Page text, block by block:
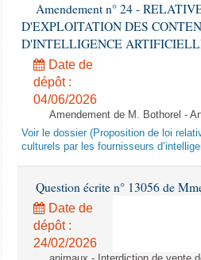
Amendement n° 24 -
D'EXPLOITATION DES
D'INTELLIGENCE
Date de
dépôt :
04/06/2026
Amendement de M. Bothorel -
Voir le dossier (Proposition de loi
culturels par les fournisseurs
Question écrite n° 13056 de
Date de
dépôt :
24/02/2026